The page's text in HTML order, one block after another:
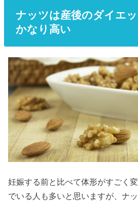
ナッツは産後のダイエ
かなり高い
妊娠する前と比べて体形がすごく
でいる人も多いと思いますが、ナ